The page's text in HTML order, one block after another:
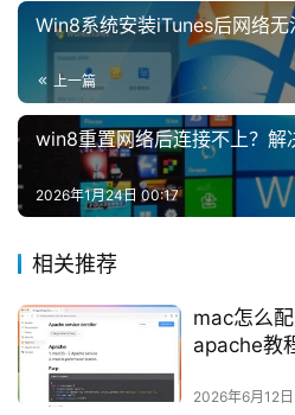
Win8系统安装iTunes后网络无
上一篇
win8重置网络后连接不上？解
2026年1月24日 00:17
相关推荐
mac怎么
apache教
2026年6月12日